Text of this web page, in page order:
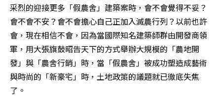
采烈的迎接更多「假農舍」建築案時，會不會覺得不妥？
會不會不安？會不會擔心自己正加入滅農行列？以前也許
會，現在相信不會，因為當國際知名建築師群由開發商領
軍，用大張旗鼓昭告天下的方式舉辦大規模的「農地開
發」與「農舍行銷」時，當「假農舍」被成功塑造成藝術
與時尚的「新豪宅」時，土地政策的議題就已徹底失焦
了。